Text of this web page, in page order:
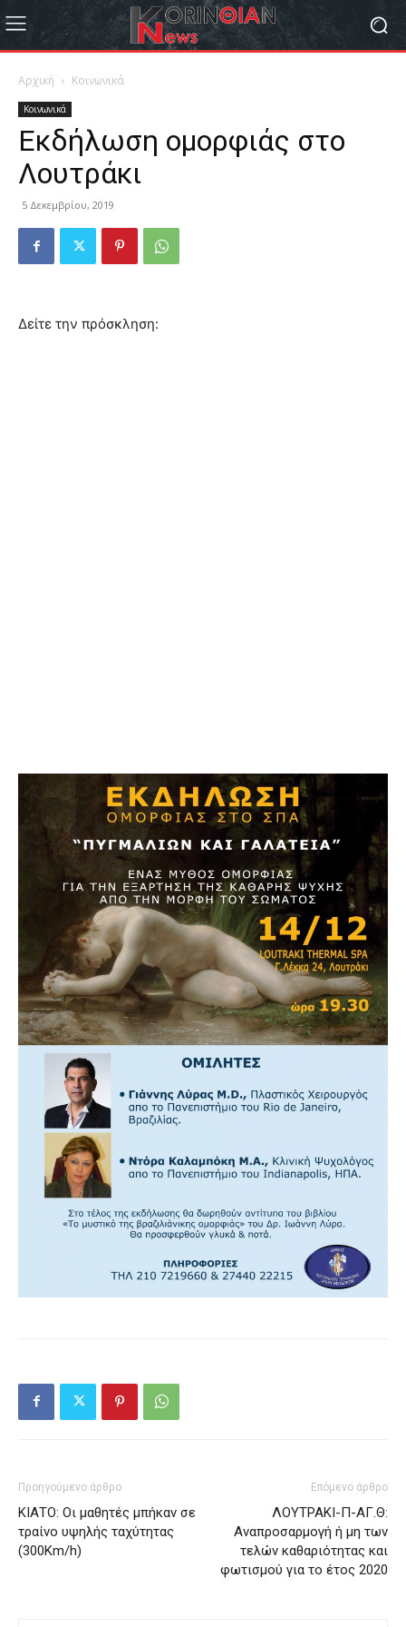
Αρχική Κοινωνικά
Κοινωνικά
Εκδήλωση ομορφιάς στο
Λουτράκι
5 Δεκεμβρίου, 2019
Δείτε την πρόσκληση:
Προηγούμενο άρθρο
ΚΙΑΤΟ: Οι μαθητές μπήκαν σε
τραίνο υψηλής ταχύτητας
(300Km/h)
Επόμενο άρθρο
ΛΟΥΤΡΑΚΙ-Π-ΑΓ.Θ:
Αναπροσαρμογή ή μη των
τελών καθαριότητας και
φωτισμού για το έτος 2020